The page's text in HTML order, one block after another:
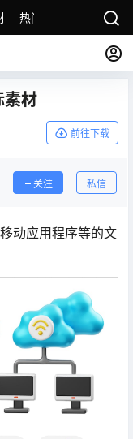
热门素材分类 版权
素材
前往下载
关注 私信
动应用程序等的文